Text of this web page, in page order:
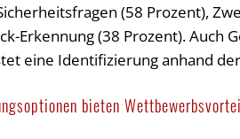
(58 Prozent),
Erkennung (38 Prozent). Auch
eine Identifizierung anhand
bieten